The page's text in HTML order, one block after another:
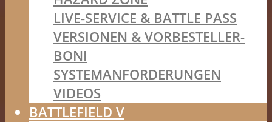
LIVE-SERVICE & BATTLE PASS
VERSIONEN & VORBESTELLER-
BONI
SYSTEMANFORDERUNGEN
VIDEOS
BATTLEFIELD V